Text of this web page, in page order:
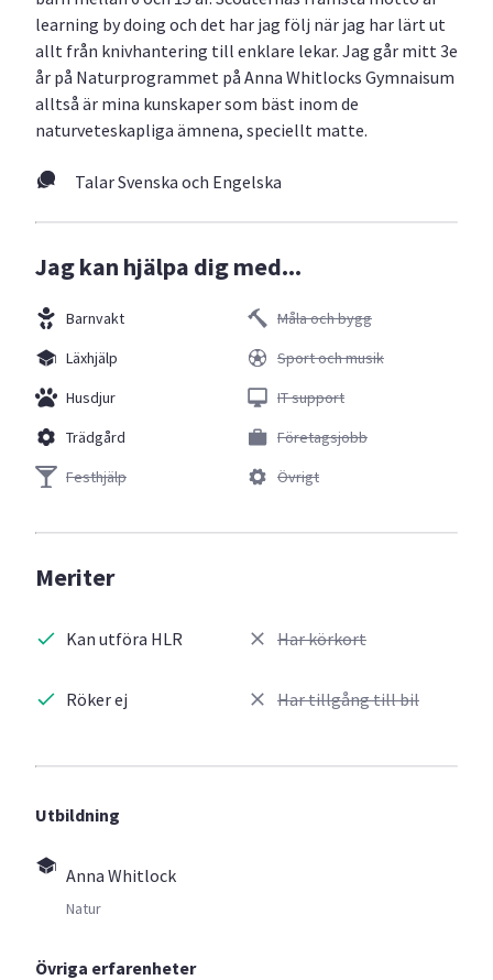
learning by doing och det har jag följ när jag har lärt ut
allt från knivhantering till enklare lekar. Jag går mitt 3e
år på Naturprogrammet på Anna Whitlocks Gymnaisum
alltså är mina kunskaper som bäst inom de
naturveteskapliga ämnena, speciellt matte.
Talar Svenska och Engelska
Jag kan hjälpa dig med...
Barnvakt
Läxhjälp
Husdjur
Trädgård
Festhjälp
Måla och bygg
Sport och musik
IT support
Företagsjobb
Övrigt
Meriter
Kan utföra HLR
Röker ej
Har körkort
Har tillgång till bil
Utbildning
Anna Whitlock
Natur
Övriga erfarenheter